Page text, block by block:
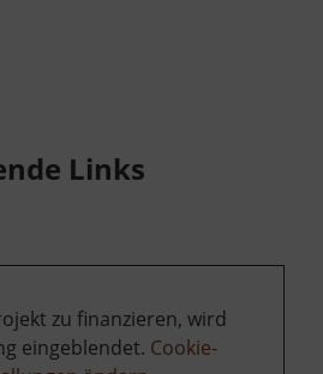
Links
zu finanzieren, wird
eingeblendet. Cookie-